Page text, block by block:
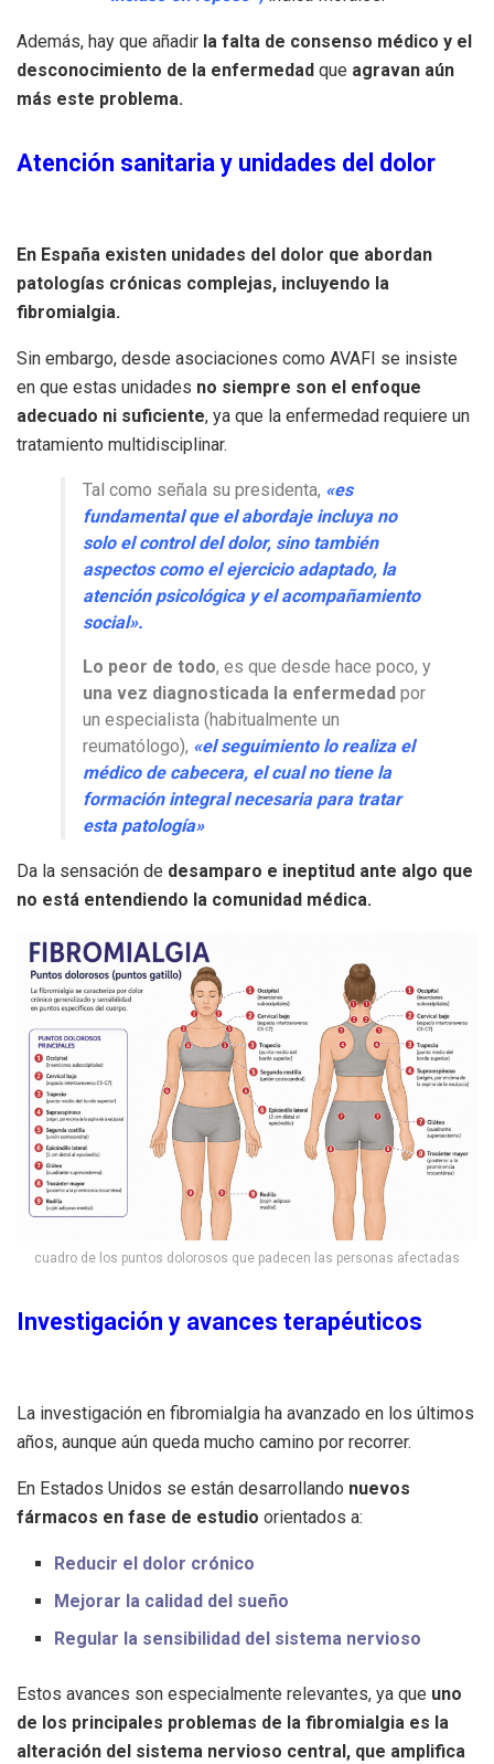
Además, hay que añadir la falta de consenso médico y el
desconocimiento de la enfermedad que agravan aún
más este problema.
Atención sanitaria y unidades del dolor
En España existen unidades del dolor que abordan
patologías crónicas complejas, incluyendo la
fibromialgia.
Sin embargo, desde asociaciones como AVAFI se insiste
en que estas unidades no siempre son el enfoque
adecuado ni suficiente, ya que la enfermedad requiere un
tratamiento multidisciplinar.
Tal como señala su presidenta, «es
fundamental que el abordaje incluya no
solo el control del dolor, sino también
aspectos como el ejercicio adaptado, la
atención psicológica y el acompañamiento
social».
Lo peor de todo, es que desde hace poco, y
una vez diagnosticada la enfermedad por
un especialista (habitualmente un
reumatólogo), «el seguimiento lo realiza el
médico de cabecera, el cual no tiene la
formación integral necesaria para tratar
esta patología»
Da la sensación de desamparo e ineptitud ante algo que
no está entendiendo la comunidad médica.
cuadro de los puntos dolorosos que padecen las personas afectadas
Investigación y avances terapéuticos
La investigación en fibromialgia ha avanzado en los últimos
años, aunque aún queda mucho camino por recorrer.
En Estados Unidos se están desarrollando nuevos
fármacos en fase de estudio orientados a:
Reducir el dolor crónico
Mejorar la calidad del sueño
Regular la sensibilidad del sistema nervioso
Estos avances son especialmente relevantes, ya que uno
de los principales problemas de la fibromialgia es la
alteración del sistema nervioso central, que amplifica